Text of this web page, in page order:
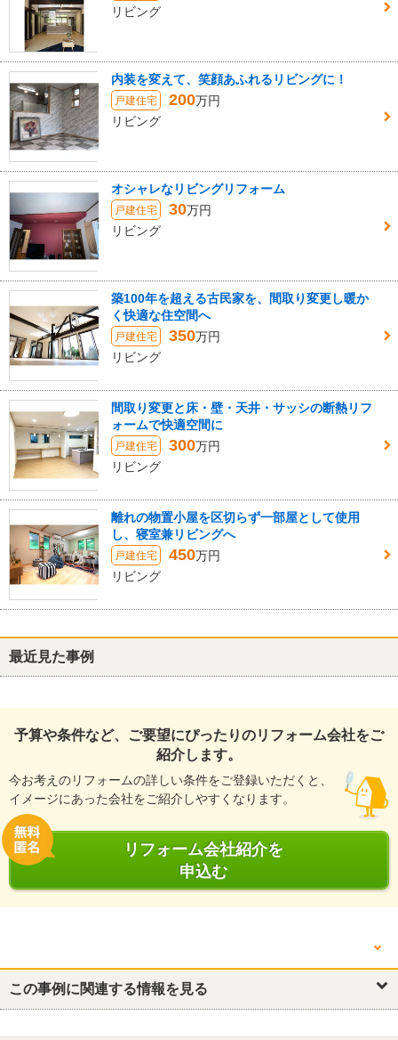
リビング
内装を変えて、笑顔あふれるリビングに！
戸建住宅 200万円
リビング
オシャレなリビングリフォーム
戸建住宅 30万円
リビング
築100年を超える古民家を、間取り変更し暖か
く快適な住空間へ
戸建住宅 350万円
リビング
間取り変更と床・壁・天井・サッシの断熱リフ
ォームで快適空間に
戸建住宅 300万円
リビング
離れの物置小屋を区切らず一部屋として使用
し、寝室兼リビングへ
戸建住宅 450万円
リビング
最近見た事例
予算や条件など、ご要望にぴったりのリフォーム会社をご
紹介します。
今お考えのリフォームの詳しい条件をご登録いただくと、
イメージにあった会社をご紹介しやすくなります。
リフォーム会社紹介を
申込む
他の箇所を見る
キッチン・台所 浴室・ユニットバス トイレ
この事例に関連する情報を見る